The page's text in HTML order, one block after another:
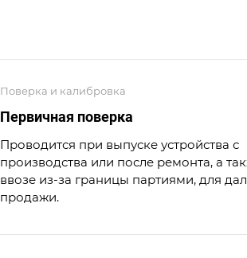
Поверка и калибровка
Первичная поверка
Проводится при выпуске устройства с
производства или после ремонта, а
ввозе из-за границы партиями, для
продажи.